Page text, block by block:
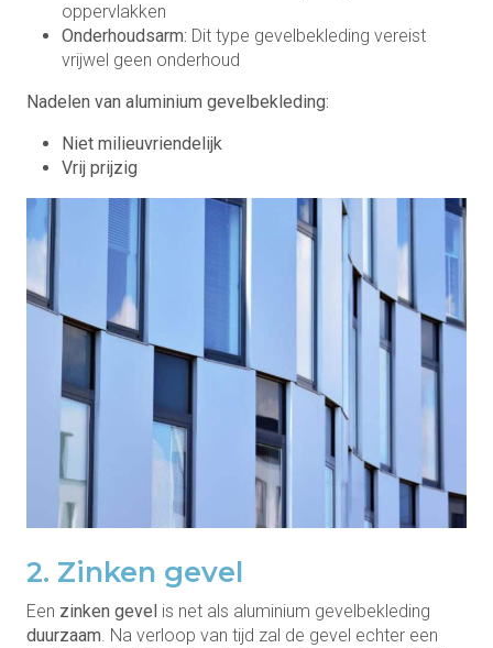
oppervlakken
Onderhoudsarm: Dit type gevelbekleding vereist
vrijwel geen onderhoud
Nadelen van aluminium gevelbekleding:
Niet milieuvriendelijk
Vrij prijzig
2. Zinken gevel
Een zinken gevel is net als aluminium gevelbekleding
duurzaam. Na verloop van tijd zal de gevel echter een